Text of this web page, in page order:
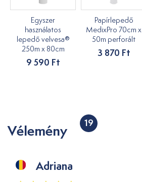
Egyszer
használatos
lepedő velvesa®
250m x 80cm
9 590 Ft
Papírlepedő
MedixPro 70cm x
50m perforált
3 870 Ft
Vélemény 19
Adriana